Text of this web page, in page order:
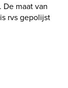
maat van
rvs gepolijst